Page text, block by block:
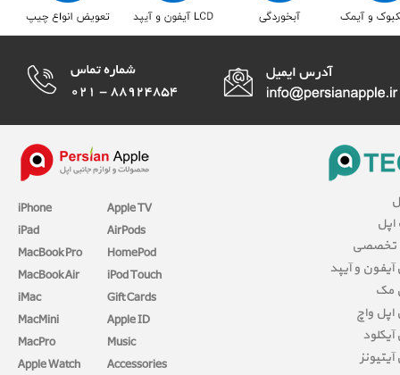
iPhone
iPad
MacBook Pro
MacBook Air
iMac
MacMini
MacPro
Apple Watch
Apple TV
AirPods
HomePod
iPod Touch
Gift Cards
Apple ID
Music
Accessories
اپل
تخصصی
و آیپد
مک
واچ